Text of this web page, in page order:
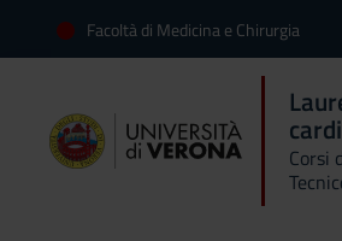
Facoltà di Medicina e Chirurgia
Corsi